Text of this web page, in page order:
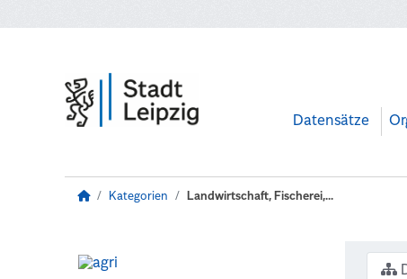
Datensätze
Kategorien Landwirtschaft, Fischerei,...